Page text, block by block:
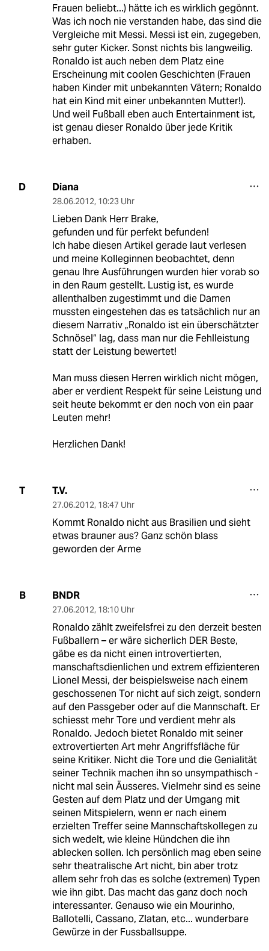
Frauen beliebt...) hätte ich es wirklich gegönnt.
Was ich noch nie verstanden habe, das sind die
Vergleiche mit Messi. Messi ist ein, zugegeben,
sehr guter Kicker. Sonst nichts bis langweilig.
Ronaldo ist auch neben dem Platz eine
Erscheinung mit coolen Geschichten (Frauen
haben Kinder mit unbekannten Vätern; Ronaldo
hat ein Kind mit einer unbekannten Mutter!).
Und weil Fußball eben auch Entertainment ist,
ist genau dieser Ronaldo über jede Kritik
erhaben.
D Diana
28.06.2012, 10:23 Uhr
Lieben Dank Herr Brake,
gefunden und für perfekt befunden!
Ich habe diesen Artikel gerade laut verlesen
und meine Kolleginnen beobachtet, denn
genau Ihre Ausführungen wurden hier vorab so
in den Raum gestellt. Lustig ist, es wurde
allenthalben zugestimmt und die Damen
mussten eingestehen das es tatsächlich nur an
diesem Narrativ „Ronaldo ist ein überschätzter
Schnösel“ lag, dass man nur die Fehlleistung
statt der Leistung bewertet!
Man muss diesen Herren wirklich nicht mögen,
aber er verdient Respekt für seine Leistung und
seit heute bekommt er den noch von ein paar
Leuten mehr!
Herzlichen Dank!
T T.V.
27.06.2012, 18:47 Uhr
Kommt Ronaldo nicht aus Brasilien und sieht
etwas brauner aus? Ganz schön blass
geworden der Arme
B BNDR
27.06.2012, 18:10 Uhr
Ronaldo zählt zweifelsfrei zu den derzeit besten
Fußballern – er wäre sicherlich DER Beste,
gäbe es da nicht einen introvertierten,
manschaftsdienlichen und extrem effizienteren
Lionel Messi, der beispielsweise nach einem
geschossenen Tor nicht auf sich zeigt, sondern
auf den Passgeber oder auf die Mannschaft. Er
schiesst mehr Tore und verdient mehr als
Ronaldo. Jedoch bietet Ronaldo mit seiner
extrovertierten Art mehr Angriffsfläche für
seine Kritiker. Nicht die Tore und die Genialität
seiner Technik machen ihn so unsympathisch -
nicht mal sein Äusseres. Vielmehr sind es seine
Gesten auf dem Platz und der Umgang mit
seinen Mitspielern, wenn er nach einem
erzielten Treffer seine Mannschaftskollegen zu
sich wedelt, wie kleine Hündchen die ihn
ablecken sollen. Ich persönlich mag eben seine
sehr theatralische Art nicht, bin aber trotz
allem sehr froh das es solche (extremen) Typen
wie ihn gibt. Das macht das ganz doch noch
interessanter. Genauso wie ein Mourinho,
Ballotelli, Cassano, Zlatan, etc... wunderbare
Gewürze in der Fussballsuppe.